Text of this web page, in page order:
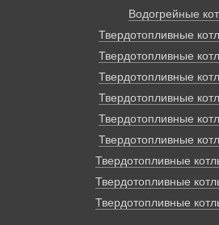
Водогрейные
Твердотопливные
Твердотопливные
Твердотопливные
Твердотопливные
Твердотопливные
Твердотопливные
Твердотопливные
Твердотопливные
Твердотопливные